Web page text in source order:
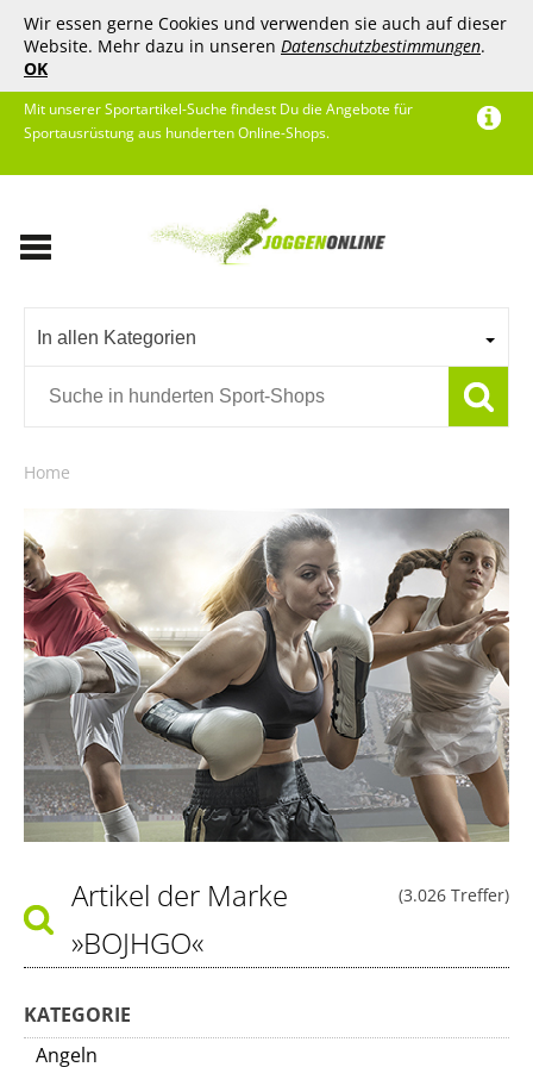
Wir essen gerne Cookies und verwenden sie auch auf dieser
Website. Mehr dazu in unseren Datenschutzbestimmungen.
OK
Mit unserer Sportartikel-Suche findest Du die Angebote für
Sportausrüstung aus hunderten Online-Shops.
In allen Kategorien
Home
(3.026 Treffer)
Artikel der Marke
»BOJHGO«
KATEGORIE
Angeln